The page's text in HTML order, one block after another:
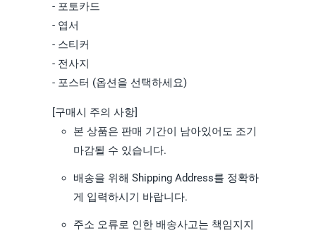
- 포토카드
- 엽서
- 스티커
- 전사지
- 포스터 (옵션을 선택하세요)
[구매시 주의 사항]
본 상품은 판매 기간이 남아있어도 조기
마감될 수 있습니다.
배송을 위해 Shipping Address를 정확하
게 입력하시기 바랍니다.
주소 오류로 인한 배송사고는 책임지지